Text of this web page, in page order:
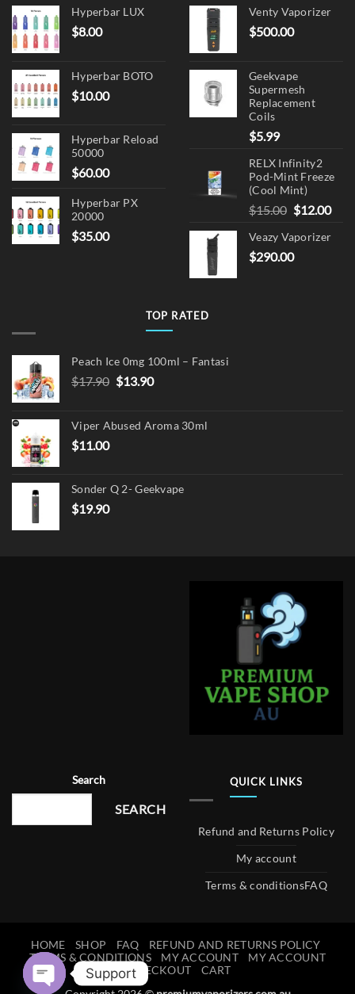
product
page
Hyperbar LUX
$8.00
Hyperbar BOTO
$10.00
Hyperbar Reload
50000
$60.00
Hyperbar PX
20000
$35.00
Venty Vaporizer
$500.00
Geekvape
Supermesh
Replacement
Coils
$5.99
RELX Infinity2
Pod-Mint Freeze
(Cool Mint)
$15.00 Original
was:
$15.00.
$12.00
Veazy Vaporizer
$290.00
TOP RATED
Peach Ice 0mg 100ml – Fantasi
$17.90 Original
$17.90.
$13.90Current
$13.90.
Viper Abused Aroma 30ml
$11.00
Sonder Q 2- Geekvape
$19.90
Search
SEARCH
QUICK LINKS
Refund and Returns Policy
My account
Terms & conditionsFAQ
HOME SHOP FAQ
REFUND AND RETURNS POLICY
TERMS & CONDITIONS
MY ACCOUNT
MY ACCOUNT
CHECKOUT
CART
Support